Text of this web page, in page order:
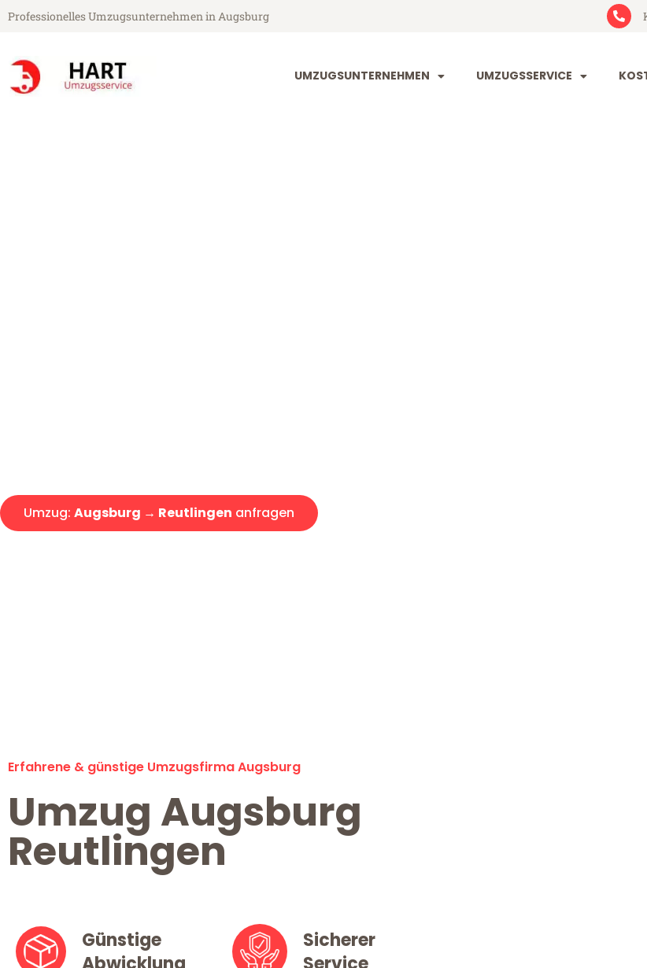
Professionelles Umzugsunternehmen in Augsburg
UMZUGSUNTERNEHMEN UMZUGSSERVICE
Umzug: Augsburg → Reutlingen anfragen
Erfahrene & günstige Umzugsfirma Augsburg
Umzug Augsburg
Reutlingen
Günstige
Sicherer